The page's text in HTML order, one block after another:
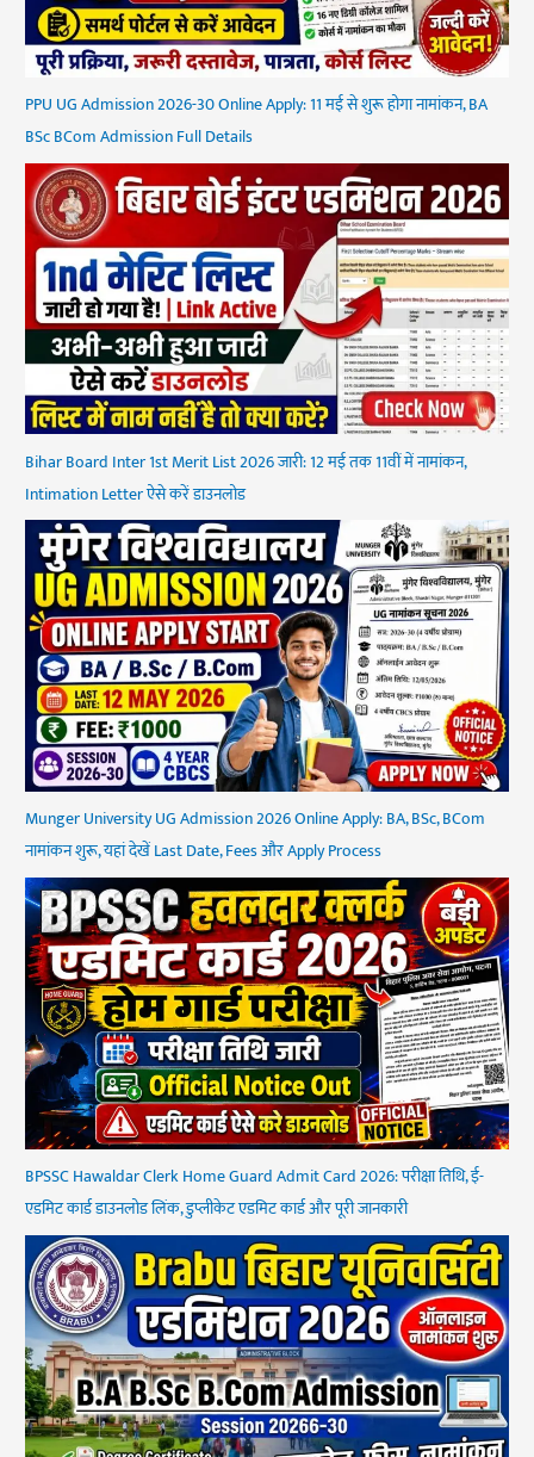
PPU UG Admission 2026-30 Online Apply: 11 मई से शुरू होगा नामांकन, BA
BSc BCom Admission Full Details
Bihar Board Inter 1st Merit List 2026 जारी: 12 मई तक 11वीं में नामांकन,
Intimation Letter ऐसे करें डाउनलोड
Munger University UG Admission 2026 Online Apply: BA, BSc, BCom
नामांकन शुरू, यहां देखें Last Date, Fees और Apply Process
BPSSC Hawaldar Clerk Home Guard Admit Card 2026: परीक्षा तिथि, ई-
एडमिट कार्ड डाउनलोड लिंक, डुप्लीकेट एडमिट कार्ड और पूरी जानकारी